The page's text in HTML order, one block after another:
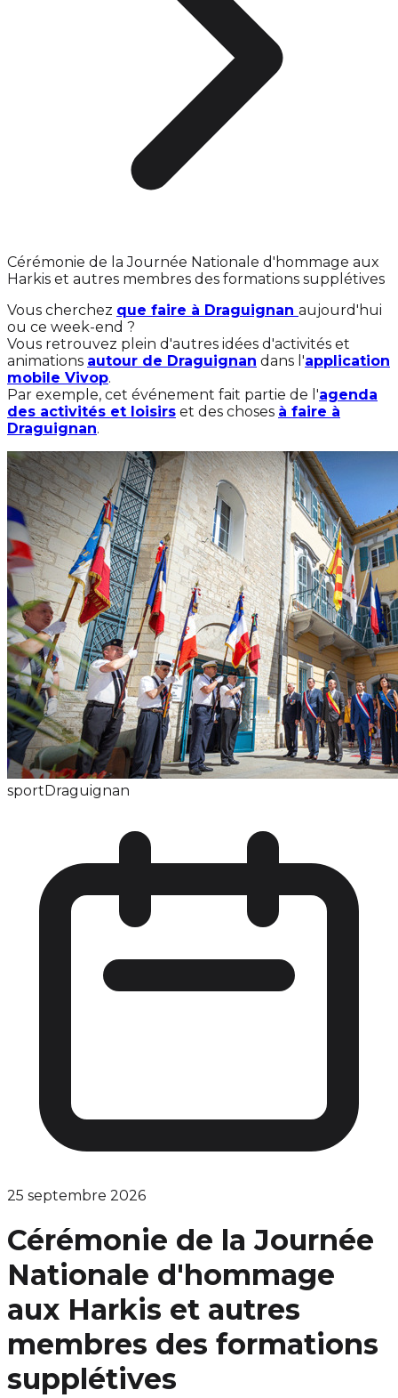
Cérémonie de la Journée Nationale d'hommage aux
Harkis et autres membres des formations supplétives
Vous cherchez que faire à Draguignan aujourd'hui
ou ce week-end ?
Vous retrouvez plein d'autres idées d'activités et
animations autour de Draguignan dans l'application
mobile Vivop.
Par exemple, cet événement fait partie de l'agenda
des activités et loisirs et des choses à faire à
Draguignan.
sportDraguignan
25 septembre 2026
Cérémonie de la Journée
Nationale d'hommage
aux Harkis et autres
membres des formations
supplétives